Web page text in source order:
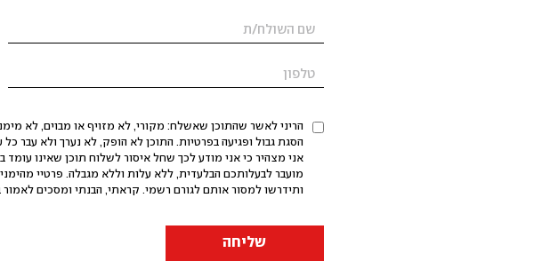
הריני לאשר שהתוכן שאשלח: מקורי, לא מזויף או מבוים, לא
אני מצהיר כי אני מודע לכך שחל איסור לשלוח תוכן שאינו
מועבר לבעלותכם הבלעדית, ללא עלות וללא מגבלה. פרטיי
ותידרשו למסור אותם לגורם רשמי. קראתי, הבנתי ומסכים לאמור
שליחה